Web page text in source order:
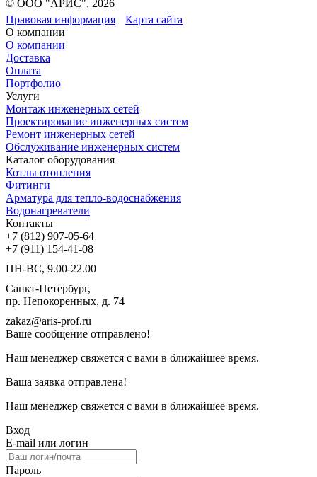
© ООО "АРИС", 2026
Правовая информация
Карта сайта
О компании
О компании
Доставка
Оплата
Портфолио
Услуги
Монтаж инженерных сетей
Проектирование инженерных систем
Ремонт инженерных сетей
Обслуживание инженерных систем
Каталог оборудования
Котлы отопления
Фитинги
Арматура для тепло-водоснабжения
Водонагреватели
Контакты
+7 (812) 907-05-64
+7 (911) 154-41-08
ПН-ВС, 9.00-22.00
Санкт-Петербург,
пр. Непокоренных, д. 74
zakaz@aris-prof.ru
Ваше сообщение отправлено!
Наш менеджер свяжется с вами в ближайшее время.
Ваша заявка отправлена!
Наш менеджер свяжется с вами в ближайшее время.
Вход
E-mail или логин
Пароль